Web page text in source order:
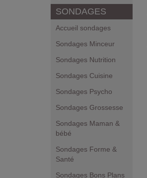
SONDAGES
Accueil sondages
Sondages Minceur
Sondages Nutrition
Sondages Cuisine
Sondages Psycho
Sondages Grossesse
Sondages Maman &
bébé
Sondages Forme &
Santé
Sondages Bons Plans